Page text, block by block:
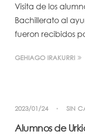
Visita de los
Bachillerato al
fueron recibidos
GEHIAGO IRAKURRI
2023/01/24 SIN
Alumnos de